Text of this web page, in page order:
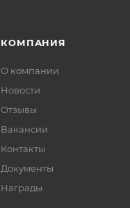
КОМПАНИЯ
О компании
Новости
Отзывы
Вакансии
Контакты
Документы
Награды